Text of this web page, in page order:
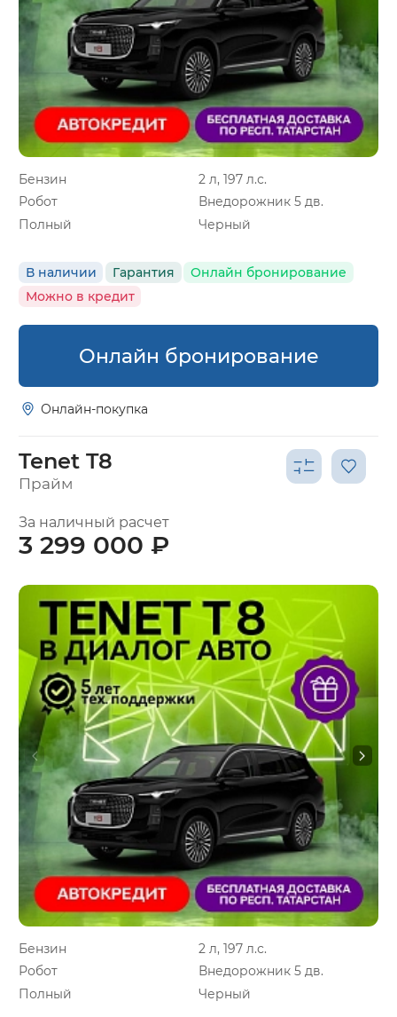
Бензин
2 л, 197 л.с.
Робот
Внедорожник 5 дв.
Полный
Черный
В наличии Гарантия
Онлайн бронирование
Можно в кредит
Онлайн бронирование
Онлайн-покупка
Tenet T8
Прайм
Бензин
2 л, 197 л.с.
Робот
Внедорожник 5 дв.
Полный
Черный
За наличный расчет
3 299 000 ₽